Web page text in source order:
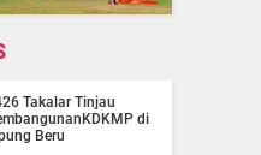
Takalar Tinjau
di
Beru